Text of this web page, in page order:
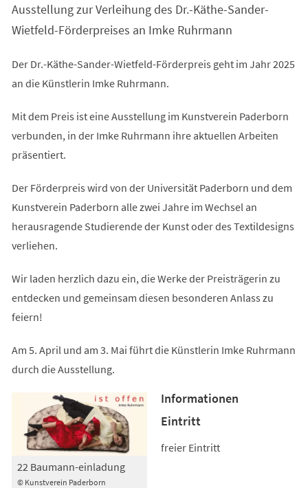
neuen
Tab)
Ausstellung zur Verleihung des Dr.-Käthe-Sander-
Wietfeld-Förderpreises an Imke Ruhrmann
Der Dr.-Käthe-Sander-Wietfeld-Förderpreis geht im Jahr 2025
an die Künstlerin Imke Ruhrmann.
Mit dem Preis ist eine Ausstellung im Kunstverein Paderborn
verbunden, in der Imke Ruhrmann ihre aktuellen Arbeiten
präsentiert.
Der Förderpreis wird von der Universität Paderborn und dem
Kunstverein Paderborn alle zwei Jahre im Wechsel an
herausragende Studierende der Kunst oder des Textildesigns
verliehen.
Wir laden herzlich dazu ein, die Werke der Preisträgerin zu
entdecken und gemeinsam diesen besonderen Anlass zu
feiern!
Am 5. April und am 3. Mai führt die Künstlerin Imke Ruhrmann
durch die Ausstellung.
© Kunstverein Paderborn
22 Baumann-einladung
Informationen
Eintritt
freier Eintritt